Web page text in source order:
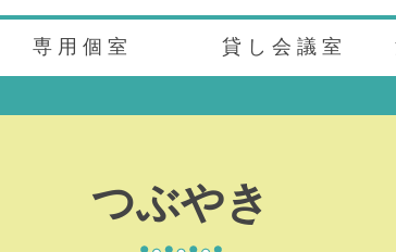
専 用 個 室 貸 し 会 議 室
つぶやき